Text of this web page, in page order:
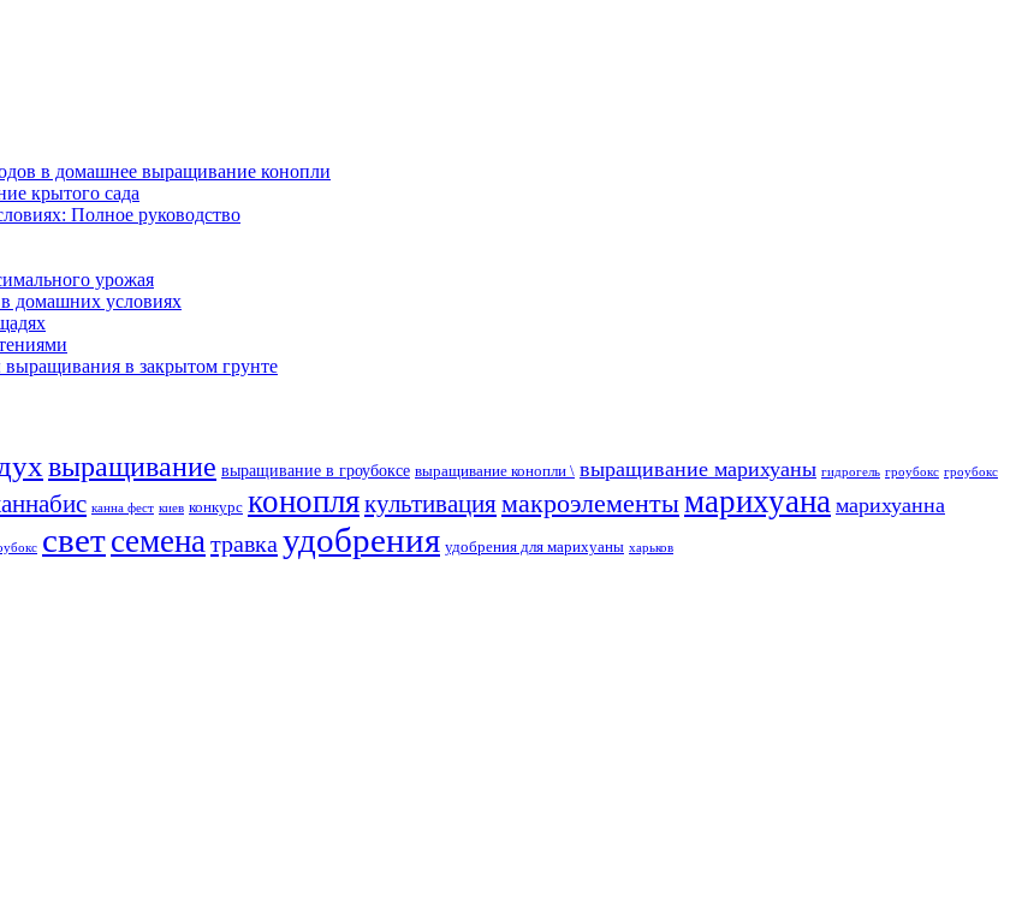
в домашнее выращивание конопли
крытого сада
Полное руководство
урожая
домашних условиях
в закрытом грунте
выращивание выращивание в гроубоксе выращивание конопли \ выращивание марихуаны гидрогель гроубокс гроубокс
канна фест киев конкурс коноплякультивациямакроэлементымарихуана марихуанна
светсеменатравкаудобрения удобрения для марихуаны харьков